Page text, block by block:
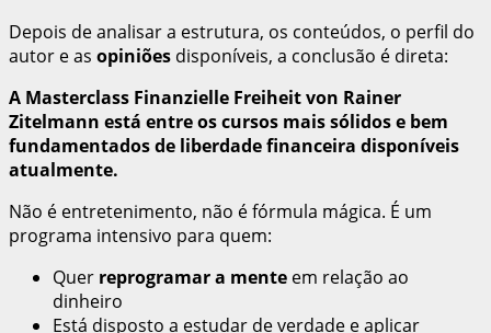
Depois de analisar a estrutura, os conteúdos, o perfil do
autor e as opiniões disponíveis, a conclusão é direta:
A Masterclass Finanzielle Freiheit von Rainer
Zitelmann está entre os cursos mais sólidos e bem
fundamentados de liberdade financeira disponíveis
atualmente.
Não é entretenimento, não é fórmula mágica. É um
programa intensivo para quem:
Quer reprogramar a mente em relação ao
dinheiro
Está disposto a estudar de verdade e aplicar